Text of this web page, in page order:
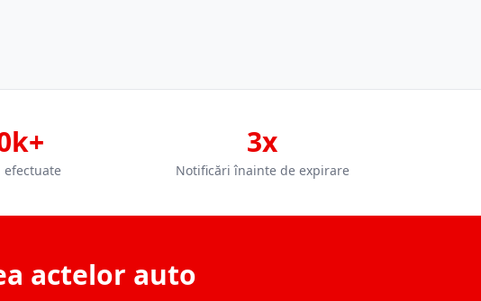
efectuate
3x
Notificări înainte de expirare
actelor auto